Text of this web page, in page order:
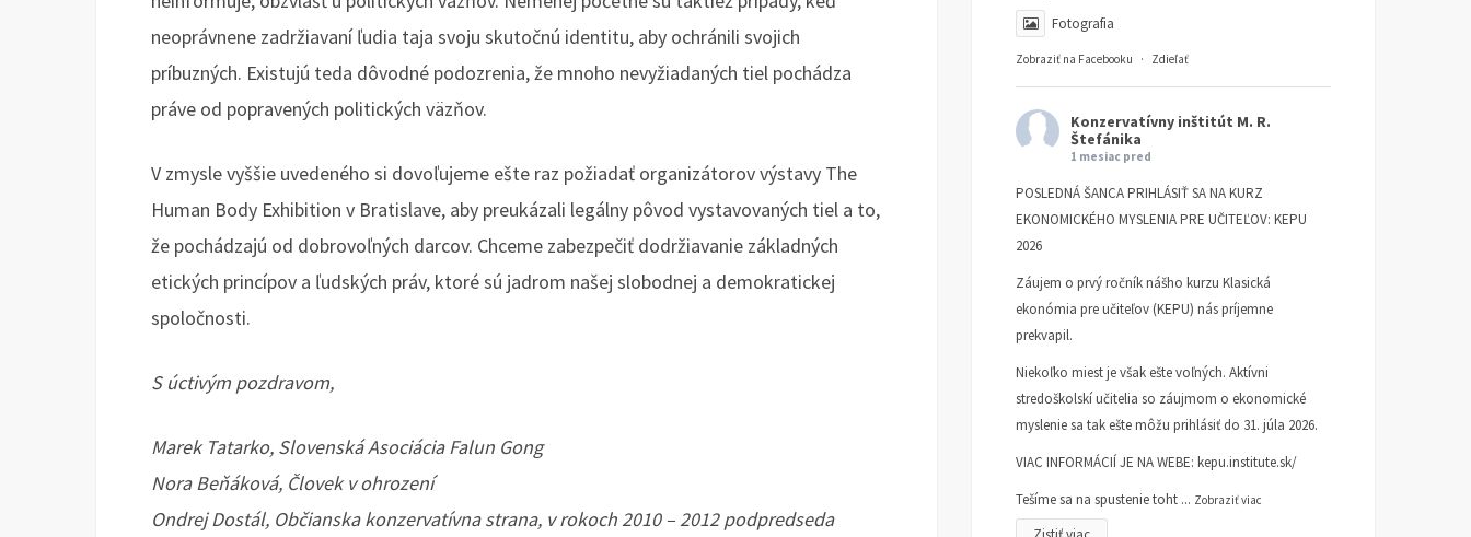
neoprávnene zadržiavaní ľudia taja svoju skutočnú identitu, aby ochránili svojich
príbuzných. Existujú teda dôvodné podozrenia, že mnoho nevyžiadaných tiel pochádza
práve od popravených politických väzňov.
V zmysle vyššie uvedeného si dovoľujeme ešte raz požiadať organizátorov výstavy The
Human Body Exhibition v Bratislave, aby preukázali legálny pôvod vystavovaných tiel a to,
že pochádzajú od dobrovoľných darcov. Chceme zabezpečiť dodržiavanie základných
etických princípov a ľudských práv, ktoré sú jadrom našej slobodnej a demokratickej
spoločnosti.
S úctivým pozdravom,
Marek Tatarko, Slovenská Asociácia Falun Gong
Nora Beňáková, Človek v ohrození
Ondrej Dostál, Občianska konzervatívna strana, v rokoch 2010 – 2012 podpredseda
Fotografia
Zobraziť na Facebooku · Zdieľať
Konzervatívny inštitút M. R.
Štefánika
1 mesiac pred
POSLEDNÁ ŠANCA PRIHLÁSIŤ SA NA KURZ
EKONOMICKÉHO MYSLENIA PRE UČITEĽOV: KEPU
2026
Záujem o prvý ročník nášho kurzu Klasická
ekonómia pre učiteľov (KEPU) nás príjemne
prekvapil.
Niekoľko miest je však ešte voľných. Aktívni
stredoškolskí učitelia so záujmom o ekonomické
myslenie sa tak ešte môžu prihlásiť do 31. júla 2026.
VIAC INFORMÁCIÍ JE NA WEBE: kepu.institute.sk/
Tešíme sa na spustenie toht ... Zobraziť viac